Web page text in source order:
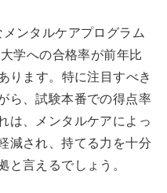
ンタルケアプログラム
学への合格率が前年比
ります。特に注目すべき
ら、試験本番での得点率
は、メンタルケアによっ
減され、持てる力を十分
言えるでしょう。